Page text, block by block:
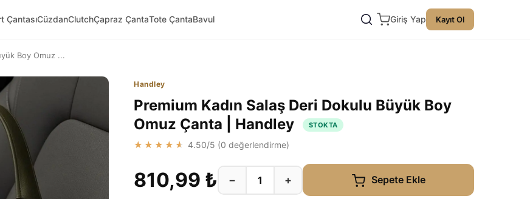
ÇantasıCüzdanClutchÇapraz ÇantaTote ÇantaBavul Giriş Yap Kayıt Ol
Boy Omuz ...
Handley
Premium Kadın Salaş Deri Dokulu Büyük Boy
Omuz Çanta | Handley
STOKTA
★★★★★ 4.50/5 (0 değerlendirme)
810,99 ₺ − + Sepete Ekle